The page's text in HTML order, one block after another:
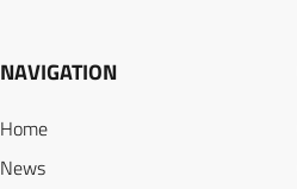
NAVIGATION
Home
News